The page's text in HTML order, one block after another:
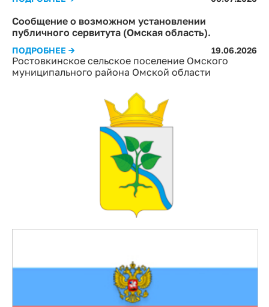
Ростовкинское сельское поселение Омского
муниципального района Омской области
Сообщение о возможном установлении
публичного сервитута (Омская область).
ПОДРОБНЕЕ → 19.06.2026